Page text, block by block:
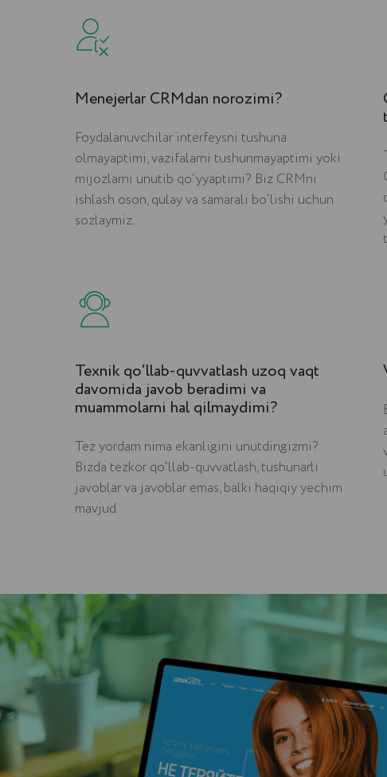
Menejerlar CRMdan norozimi?
Foydalanuvchilar interfeysni tushuna
olmayaptimi, vazifalarni tushunmayaptimi yoki
mijozlarni unutib qo‘yyaptimi? Biz CRMni
ishlash oson, qulay va samarali bo‘lishi uchun
sozlaymiz.
Texnik qo‘llab-quvvatlash uzoq vaqt
davomida javob beradimi va
muammolarni hal qilmaydimi?
Tez yordam nima ekanligini unutdingizmi?
Bizda tezkor qo‘llab-quvvatlash, tushunarli
javoblar va javoblar emas, balki haqiqiy yechim
mavjud.